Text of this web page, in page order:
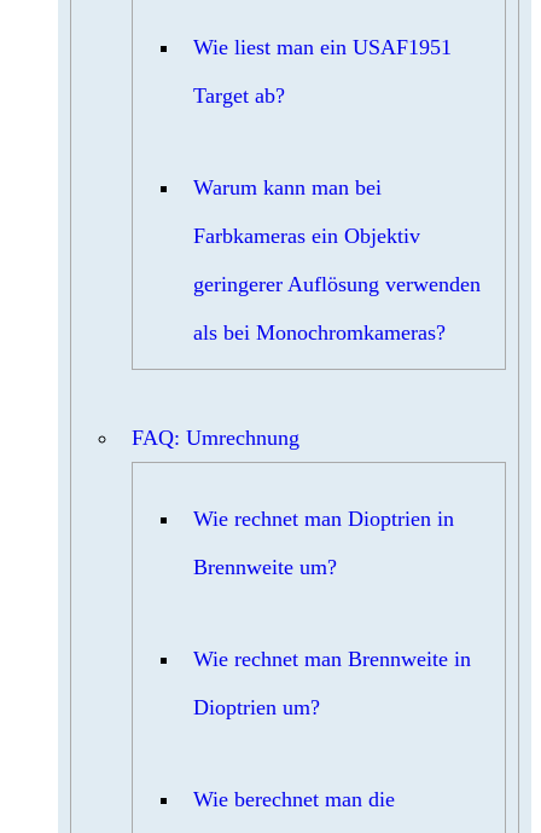
Wie liest man ein USAF1951
Target ab?
Warum kann man bei
Farbkameras ein Objektiv
geringerer Auflösung verwenden
als bei Monochromkameras?
FAQ: Umrechnung
Wie rechnet man Dioptrien in
Brennweite um?
Wie rechnet man Brennweite in
Dioptrien um?
Wie berechnet man die